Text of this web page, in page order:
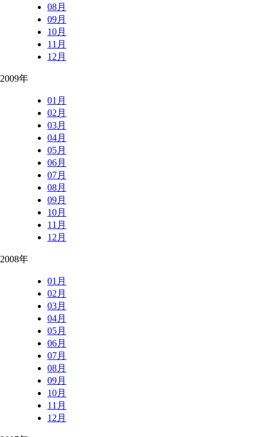
08月
09月
10月
11月
12月
2009年
01月
02月
03月
04月
05月
06月
07月
08月
09月
10月
11月
12月
2008年
01月
02月
03月
04月
05月
06月
07月
08月
09月
10月
11月
12月